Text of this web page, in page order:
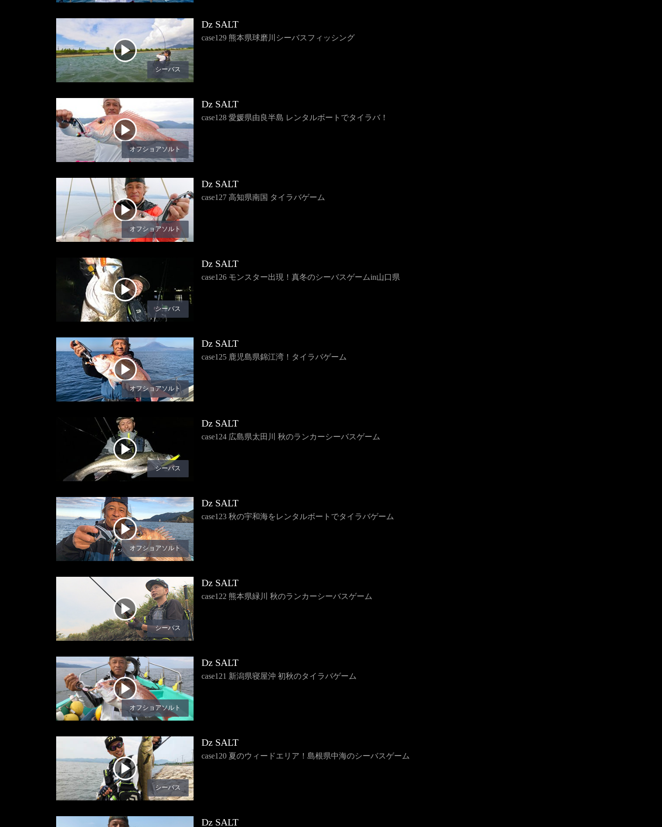
シーバス
Dz SALT
case129 熊本県球磨川シーバスフィッシング
オフショアソルト
Dz SALT
case128 愛媛県由良半島 レンタルボートでタイラバ！
オフショアソルト
Dz SALT
case127 高知県南国 タイラバゲーム
シーバス
Dz SALT
case126 モンスター出現！真冬のシーバスゲームin山口県
オフショアソルト
Dz SALT
case125 鹿児島県錦江湾！タイラバゲーム
シーバス
Dz SALT
case124 広島県太田川 秋のランカーシーバスゲーム
オフショアソルト
Dz SALT
case123 秋の宇和海をレンタルボートでタイラバゲーム
シーバス
Dz SALT
case122 熊本県緑川 秋のランカーシーバスゲーム
オフショアソルト
Dz SALT
case121 新潟県寝屋沖 初秋のタイラバゲーム
シーバス
Dz SALT
case120 夏のウィードエリア！島根県中海のシーバスゲーム
Dz SALT